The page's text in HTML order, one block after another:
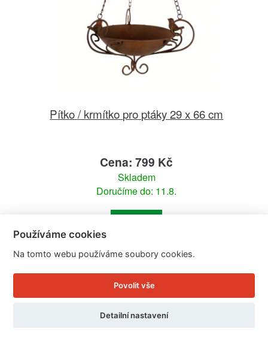
Pítko / krmítko pro ptáky 29 x 66 cm
Cena: 799 Kč
Skladem
Doručíme do: 11.8.
Používáme cookies
Na tomto webu používáme soubory cookies.
Povolit vše
Detailní nastavení